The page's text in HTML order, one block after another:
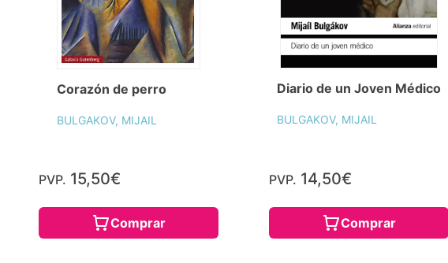
Corazón de perro
BULGAKOV, MIJAIL
PVP. 15,50€
Comprar
Diario de un Joven Médico
BULGAKOV, MIJAIL
PVP. 14,50€
Comprar